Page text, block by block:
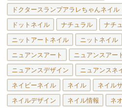
ドクタースランプアラレちゃんネイル
ドットネイル ナチュラル ナチ
ニットアートネイル ニットネイル
ニュアンスアート ニュアンスアー
ニュアンスデザイン ニュアンスネ
ネイビーネイル ネイル ネイル
ネイルデザイン ネイル情報 ネ